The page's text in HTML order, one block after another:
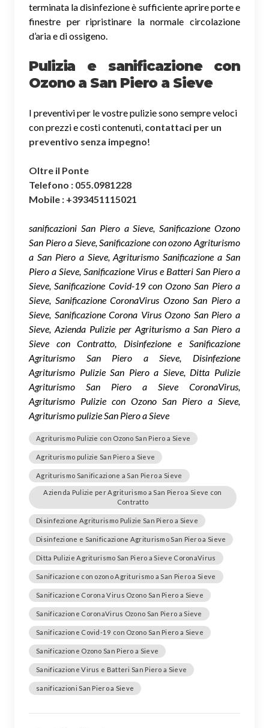
terminata la disinfezione è sufficiente aprire porte e
finestre per ripristinare la normale circolazione
d’aria e di ossigeno.
Pulizia e sanificazione con
Ozono a San Piero a Sieve
I preventivi per le vostre pulizie sono sempre veloci
con prezzi e costi contenuti, contattaci per un
preventivo senza impegno!
Oltre il Ponte
Telefono : 055.0981228
Mobile : +393451115021
sanificazioni San Piero a Sieve, Sanificazione Ozono
San Piero a Sieve, Sanificazione con ozono Agriturismo
a San Piero a Sieve, Agriturismo Sanificazione a San
Piero a Sieve, Sanificazione Virus e Batteri San Piero a
Sieve, Sanificazione Covid-19 con Ozono San Piero a
Sieve, Sanificazione CoronaVirus Ozono San Piero a
Sieve, Sanificazione Corona Virus Ozono San Piero a
Sieve, Azienda Pulizie per Agriturismo a San Piero a
Sieve con Contratto, Disinfezione e Sanificazione
Agriturismo San Piero a Sieve, Disinfezione
Agriturismo Pulizie San Piero a Sieve, Ditta Pulizie
Agriturismo San Piero a Sieve CoronaVirus,
Agriturismo Pulizie con Ozono San Piero a Sieve,
Agriturismo pulizie San Piero a Sieve
Agriturismo Pulizie con Ozono San Piero a Sieve
Agriturismo pulizie San Piero a Sieve
Agriturismo Sanificazione a San Piero a Sieve
Azienda Pulizie per Agriturismo a San Piero a Sieve con
Contratto
Disinfezione Agriturismo Pulizie San Piero a Sieve
Disinfezione e Sanificazione Agriturismo San Piero a Sieve
Ditta Pulizie Agriturismo San Piero a Sieve CoronaVirus
Sanificazione con ozono Agriturismo a San Piero a Sieve
Sanificazione Corona Virus Ozono San Piero a Sieve
Sanificazione CoronaVirus Ozono San Piero a Sieve
Sanificazione Covid-19 con Ozono San Piero a Sieve
Sanificazione Ozono San Piero a Sieve
Sanificazione Virus e Batteri San Piero a Sieve
sanificazioni San Piero a Sieve